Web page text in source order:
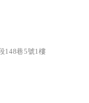
148巷5號1樓